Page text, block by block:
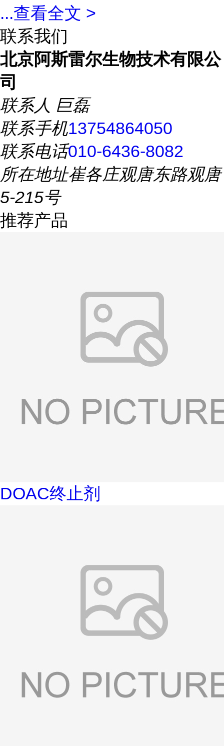
...查看全文 >
联系我们
北京阿斯雷尔生物技术有限公
司
联系人 巨磊
联系手机13754864050
联系电话010-6436-8082
所在地址崔各庄观唐东路观唐
5-215号
推荐产品
DOAC终止剂